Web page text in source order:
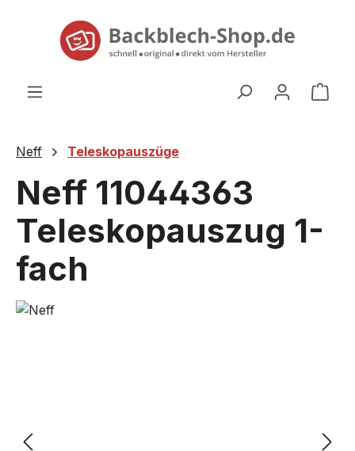
springen
Neff Teleskopauszüge
Neff 11044363
Teleskopauszug 1-
fach